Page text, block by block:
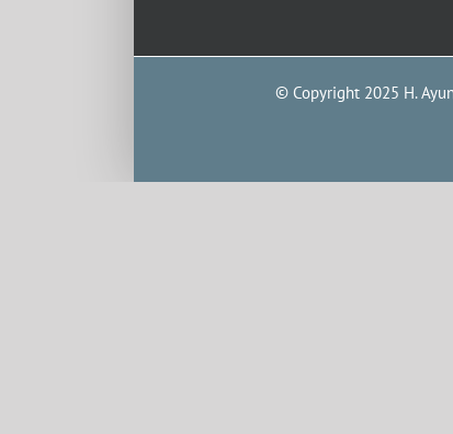
© Copyright 2025 H.